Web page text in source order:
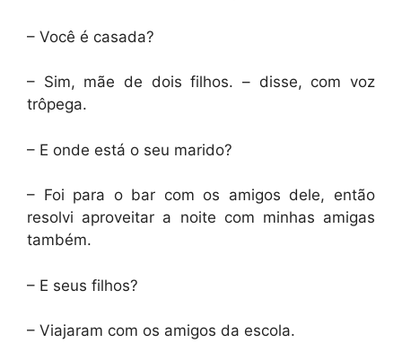
– Você é casada?
– Sim, mãe de dois filhos. – disse, com voz
trôpega.
– E onde está o seu marido?
– Foi para o bar com os amigos dele, então
resolvi aproveitar a noite com minhas amigas
também.
– E seus filhos?
– Viajaram com os amigos da escola.